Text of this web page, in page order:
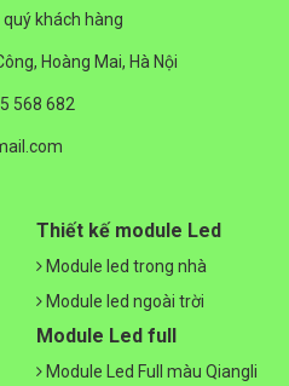
khách hàng
Hoàng Mai, Hà Nội
568 682
Thiết kế module Led
Module led trong nhà
Module led ngoài trời
Module Led full
Module Led Full màu Qiangli